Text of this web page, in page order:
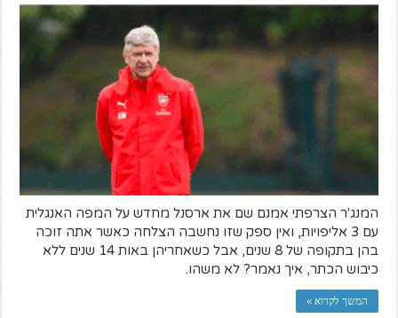
המנג'ר הצרפתי אמנם שם את ארסנל מחדש על המפה האנגלית
עם 3 אליפויות, ואין ספק שזו נחשבה הצלחה כאשר אתה זוכה
בהן בתקופה של 8 שנים, אבל כשאחריהן באות 14 שנים ללא
כיבוש הכתר, איך נאמר? לא משהו.
המשך לקרוא »